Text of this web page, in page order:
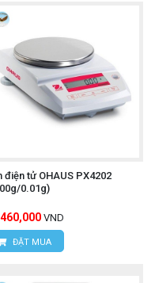
điện tử OHAUS PX4202
0.01g)
VND
ĐẶT MUA